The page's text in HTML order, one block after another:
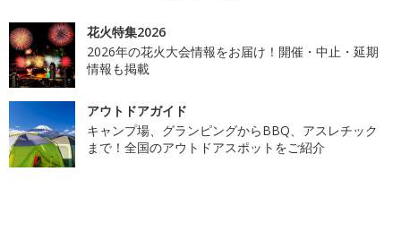
花火特集2026
2026年の花火大会情報をお届け！開催・中止・延期
情報も掲載
アウトドアガイド
キャンプ場、グランピングからBBQ、アスレチック
まで！全国のアウトドアスポットをご紹介